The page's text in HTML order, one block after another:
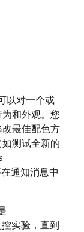
以对一个或
和外观。您
最佳配色方
测试全新的
通知消息中
实验，直到